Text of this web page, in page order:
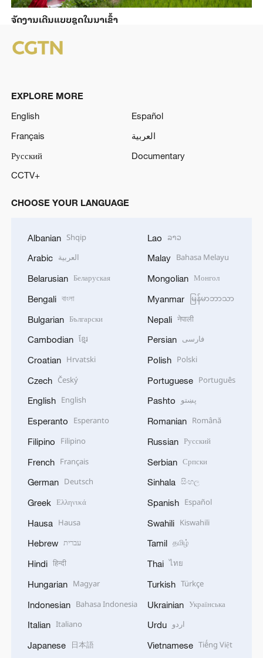
ຈັດງານເດີນແບບຊຸດໃນນາເຂົ້າ
EXPLORE MORE
English
Español
Français
العربية
Русский
Documentary
CCTV+
CHOOSE YOUR LANGUAGE
Albanian Shqip
Arabic العربية
Belarusian Беларуская
Bengali বাংলা
Bulgarian Български
Cambodian ខ្មែរ
Croatian Hrvatski
Czech Český
English English
Esperanto Esperanto
Filipino Filipino
French Français
German Deutsch
Greek Ελληνικά
Hausa Hausa
Hebrew עברית
Hindi हिन्दी
Hungarian Magyar
Indonesian Bahasa Indonesia
Italian Italiano
Japanese 日本語
Lao ລາວ
Malay Bahasa Melayu
Mongolian Монгол
Myanmar မြန်မာဘာသာ
Nepali नेपाली
Persian فارسی
Polish Polski
Portuguese Português
Pashto پښتو
Romanian Română
Russian Русский
Serbian Српски
Sinhala සිංහල
Spanish Español
Swahili Kiswahili
Tamil தமிழ்
Thai ไทย
Turkish Türkçe
Ukrainian Українська
Urdu اردو
Vietnamese Tiếng Việt